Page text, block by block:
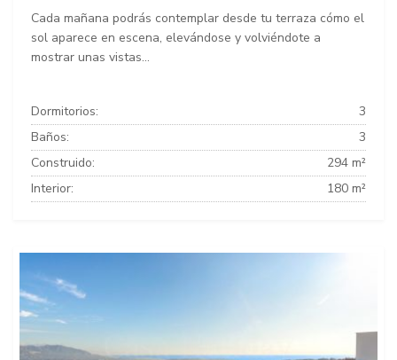
Cada mañana podrás contemplar desde tu terraza cómo el
sol aparece en escena, elevándose y volviéndote a
mostrar unas vistas...
Dormitorios:
3
Baños:
3
Construido:
294 m²
Interior:
180 m²